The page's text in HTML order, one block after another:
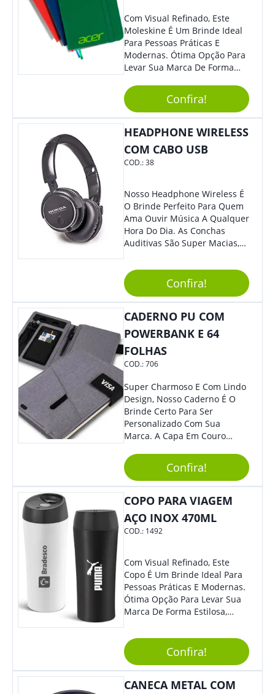
Com Visual Refinado, Este
Moleskine É Um Brinde Ideal
Para Pessoas Práticas E
Modernas. Ótima Opção Para
Levar Sua Marca De Forma
Sua Empresa Em Eventos,
Reuniões Corporativas Ou Até
Mesmo Para Presentear
Colaboradores E Parceiros De
Confira!
HEADPHONE WIRELESS
COM CABO USB
COD.:38
Nosso Headphone Wireless É
O Brinde Perfeito Para Quem
Ama Ouvir Música A Qualquer
Hora Do Dia. As Conchas
Auditivas São Super Macias,
Conforto Ao Utilizá-Lo. Com
Entrada Para Mini Sd Cartão
De Memória, Bateria Interna
Recarregável E Botões De
Volume, Avanço, Retrocesso E
Para Atender Ligações, O
Brinde Ainda É Compatível
Com Diversos Aparelhos.
Demais, Não É?! O Design
Mais Charme, O Que
Certamente Agregará Grande
Destaque À Sua Marca.
Confira!
CADERNO PU COM
POWERBANK E 64
FOLHAS
COD.:706
Super Charmoso E Com Lindo
Design, Nosso Caderno É O
Brinde Certo Para Ser
Personalizado Com Sua
Marca. A Capa Em Couro
Elástico Permite Maior
Segurança Ao Carregá-Lo.
Ofereça A Seus Clientes E
Colaboradores, Sem Dúvidas
Confira!
COPO PARA VIAGEM
AÇO INOX 470ML
COD.: 1492
Com Visual Refinado, Este
Copo É Um Brinde Ideal Para
Pessoas Práticas E Modernas.
Ótima Opção Para Levar Sua
Marca De Forma Estilosa,
Empresa Em Eventos,
Reuniões Corporativas Ou Até
Mesmo Para Presentear
Colaboradores.
Confira!
CANECA METAL COM